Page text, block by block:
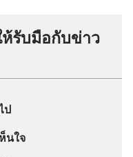
รับมือ​กับ​ข่าว​
ป
น​ใจ